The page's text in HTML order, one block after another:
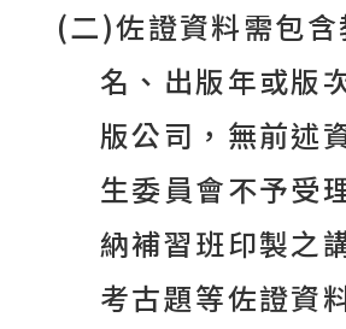
(二)佐證資料需包含
名、出版年或版
版公司，無前述
生委員會不予受
納補習班印製之
考古題等佐證資